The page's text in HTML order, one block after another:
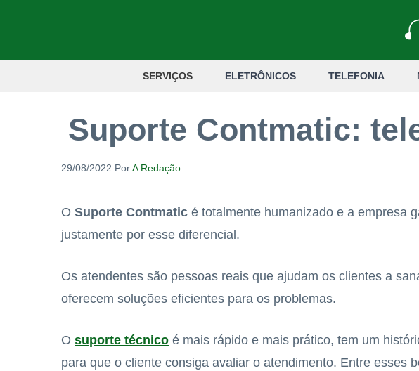
SERVIÇOS ELETRÔNICOS TELEFONIA
Suporte Contmatic:
29/08/2022 PorA Redação
O Suporte Contmatic é totalmente humanizado e a empresa
justamente por esse diferencial.
Os atendentes são pessoas reais que ajudam os clientes a
oferecem soluções eficientes para os problemas.
O suporte técnico é mais rápido e mais prático, tem um
para que o cliente consiga avaliar o atendimento. Entre esses